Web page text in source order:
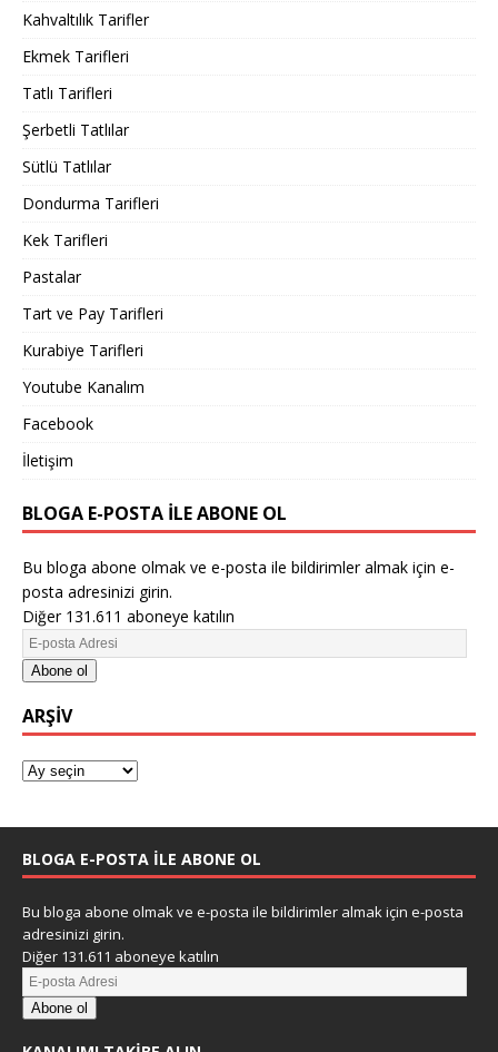
Kahvaltılık Tarifler
Ekmek Tarifleri
Tatlı Tarifleri
Şerbetli Tatlılar
Sütlü Tatlılar
Dondurma Tarifleri
Kek Tarifleri
Pastalar
Tart ve Pay Tarifleri
Kurabiye Tarifleri
Youtube Kanalım
Facebook
İletişim
BLOGA E-POSTA ILE ABONE OL
Bu bloga abone olmak ve e-posta ile bildirimler almak için e-
posta adresinizi girin.
Diğer 131.611 aboneye katılın
Abone ol
ARŞIV
BLOGA E-POSTA ILE ABONE OL
Bu bloga abone olmak ve e-posta ile bildirimler almak için e-posta
adresinizi girin.
Diğer 131.611 aboneye katılın
Abone ol